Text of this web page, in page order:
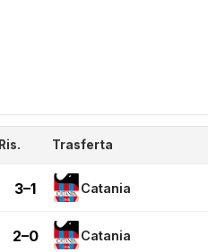
Ris. Trasferta
3–1 Catania
2–0 Catania